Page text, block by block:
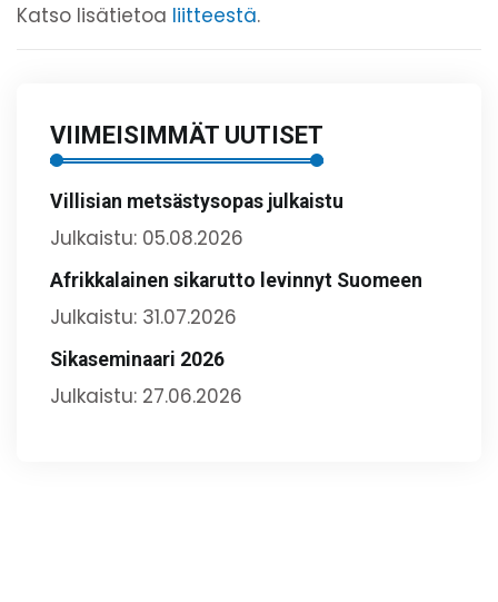
Katso lisätietoa liitteestä.
VIIMEISIMMÄT UUTISET
Villisian metsästysopas julkaistu
Julkaistu: 05.08.2026
Afrikkalainen sikarutto levinnyt Suomeen
Julkaistu: 31.07.2026
Sikaseminaari 2026
Julkaistu: 27.06.2026